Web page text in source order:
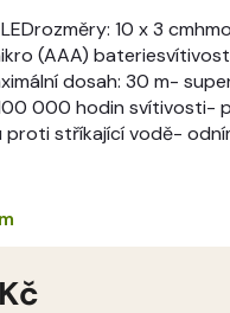
10 x 3
(AAA)
dosah: 30 m-
000 hodin svítivosti-
proti stříkající vodě-